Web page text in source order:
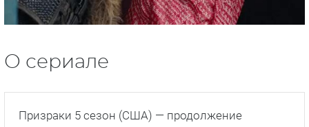
О сериале
Призраки 5 сезон (США) — продолжение